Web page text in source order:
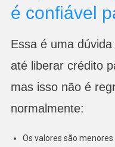
é confiável
Essa é uma
até liberar crédito
mas isso não é
normalmente:
Os valores são menores